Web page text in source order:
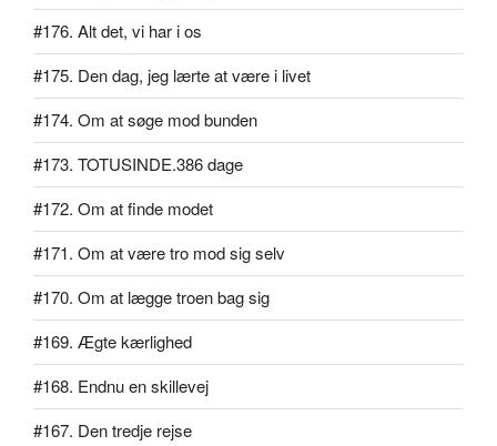
#176. Alt det, vi har i os
#175. Den dag, jeg lærte at være i livet
#174. Om at søge mod bunden
#173. TOTUSINDE.386 dage
#172. Om at finde modet
#171. Om at være tro mod sig selv
#170. Om at lægge troen bag sig
#169. Ægte kærlighed
#168. Endnu en skillevej
#167. Den tredje rejse